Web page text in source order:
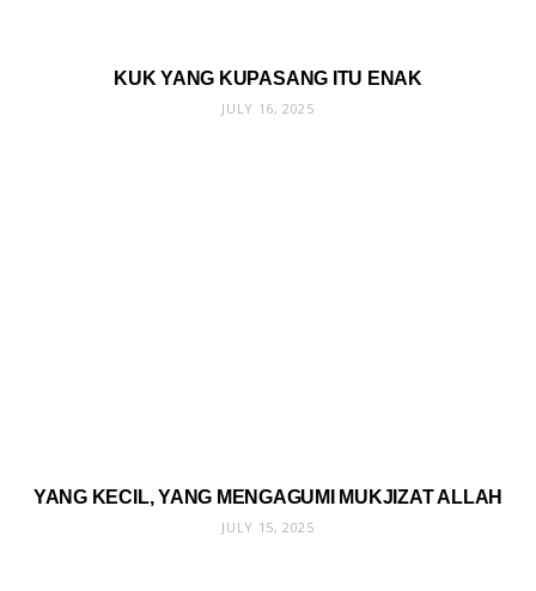
KUK YANG KUPASANG ITU ENAK
JULY 16, 2025
YANG KECIL, YANG MENGAGUMI MUKJIZAT ALLAH
JULY 15, 2025